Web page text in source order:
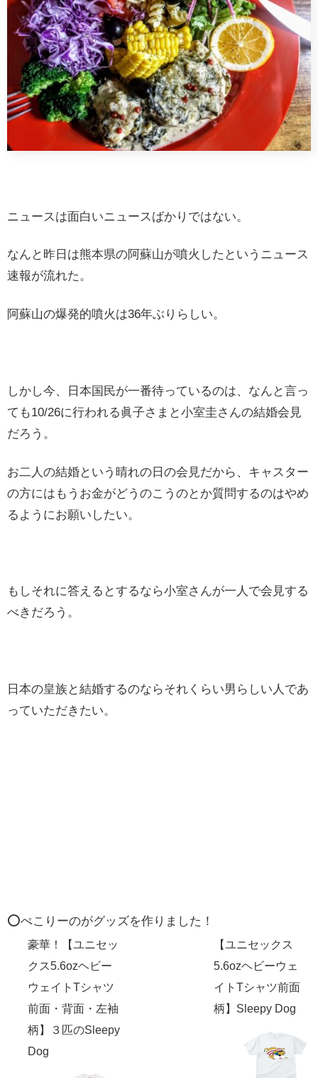
ニュースは面白いニュースばかりではない。
なんと昨日は熊本県の阿蘇山が噴火したというニュース
速報が流れた。
阿蘇山の爆発的噴火は36年ぶりらしい。
しかし今、日本国民が一番待っているのは、なんと言っ
ても10/26に行われる眞子さまと小室圭さんの結婚会見
だろう。
お二人の結婚という晴れの日の会見だから、キャスター
の方にはもうお金がどうのこうのとか質問するのはやめ
るようにお願いしたい。
もしそれに答えるとするなら小室さんが一人で会見する
べきだろう。
日本の皇族と結婚するのならそれくらい男らしい人であ
っていただきたい。
⭕️ぺこりーのがグッズを作りました！
豪華！【ユニセッ
クス5.6ozヘビー
ウェイトTシャツ
前面・背面・左袖
柄】３匹のSleepy
Dog
【ユニセックス
5.6ozヘビーウェ
イトTシャツ前面
柄】Sleepy Dog